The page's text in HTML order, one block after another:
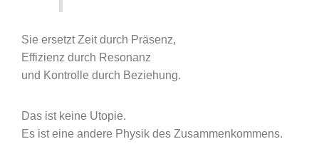
Sie ersetzt Zeit durch Präsenz,
Effizienz durch Resonanz
und Kontrolle durch Beziehung.
Das ist keine Utopie.
Es ist eine andere Physik des Zusammenkommens.